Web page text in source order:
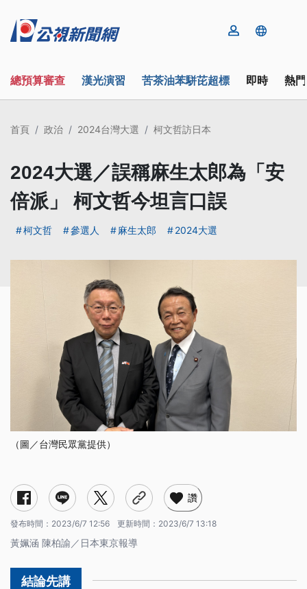
總預算審查 漢光演習 苦茶油苯駢芘超標 即時 熱
首頁 政治 2024台灣大選 柯文哲訪日本
2024大選／誤稱麻生太郎為「安
倍派」 柯文哲今坦言口誤
柯文哲 參選人 麻生太郎 2024大選
（圖／台灣民眾黨提供）
讚
發布時間： 2023/6/7 12:56 更新時間： 2023/6/7 13:18
黃姵涵 陳柏諭／日本東京報導